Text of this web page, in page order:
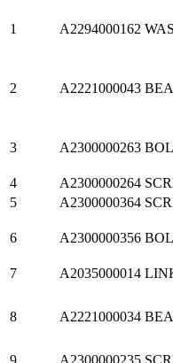
1 A2294000162
2 A2221000043
3 A2300000263
4 A2300000264
5
A2300000364
6 A2300000356
7 A2035000014
8 A2221000034
9 A2300000235